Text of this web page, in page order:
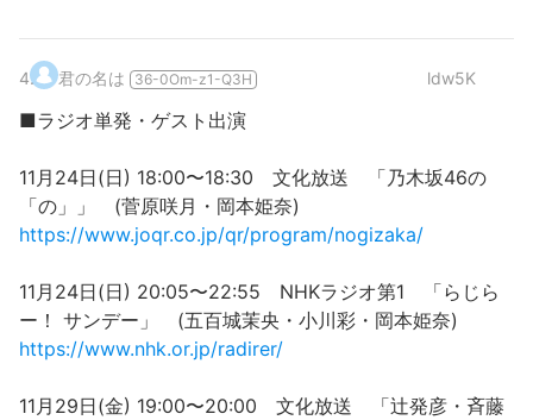
4. 君の名は 36-0Om-z1-Q3H ldw5K
■ラジオ単発・ゲスト出演
11月24日(日) 18:00〜18:30 文化放送 「乃木坂46の
「の」」 (菅原咲月・岡本姫奈)
https://www.joqr.co.jp/qr/program/nogizaka/
11月24日(日) 20:05〜22:55 NHKラジオ第1 「らじら
ー！ サンデー」 (五百城茉央・小川彩・岡本姫奈)
https://www.nhk.or.jp/radirer/
11月29日(金) 19:00〜20:00 文化放送 「辻発彦・斉藤